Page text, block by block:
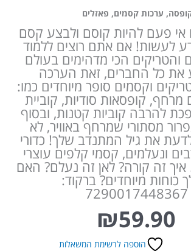
, ערכות קסמים, פאזלים
פעם להיות קוסם ולבצע קסם
לעשות! אם אתם רוצים ללמוד
הכי מדהימים בעולם
את כל החברים, זאת הערכה
וקסמים סופר מיוחדים כמו:
קופסאות סודיות, קוביית
להרבה קוביות קטנות, ובסוף
מסתורי שמרחף באוויר, לא
את גיל המתנדב שלך! כדורי
ונעלמים, קסמי קלפים עוצרי
איך זה קורה? לאן זה נעלם? האם
כוחות מיוחדים? ברקוד:
7290017448367
₪59.90
הוספה לרשימת המשאלות